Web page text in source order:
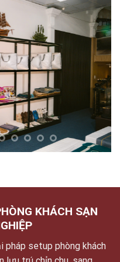
KHÁCH SẠN
pháp setup phòng khách